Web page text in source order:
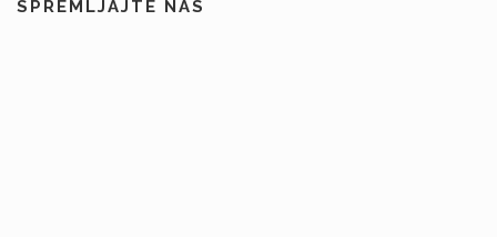
SPREMLJAJTE NAS